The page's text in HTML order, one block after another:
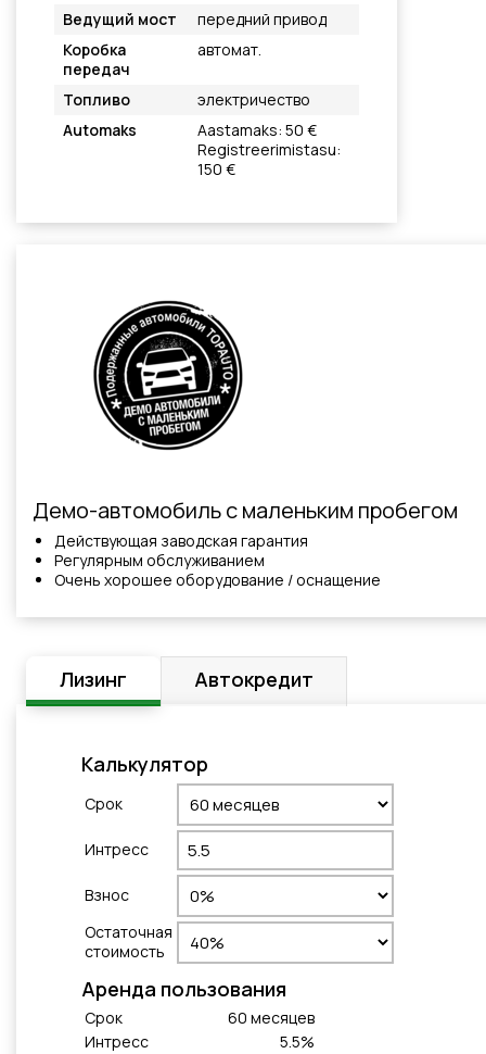
Ведущий мост
передний привод
Коробка
передач
автомат.
Топливо
электричество
Automaks
Aastamaks: 50 €
Registreerimistasu:
150 €
Демо-автомобиль с маленьким пробегом
Действующая заводская гарантия
Регулярным обслуживанием
Очень хорошее оборудование / оснащение
Лизинг Автокредит
Калькулятор
Cрок
Интресс
Взнос
Остаточная
стоимость
Aренда пользования
Cрок 60 месяцeв
Интресс
5.5%